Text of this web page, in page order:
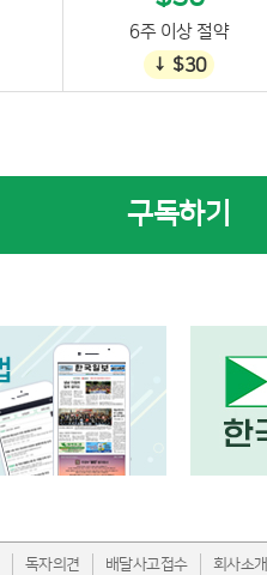
6주 이상 절약
↓ $30
구독하기
독자의견 배달사고접수 회사소개